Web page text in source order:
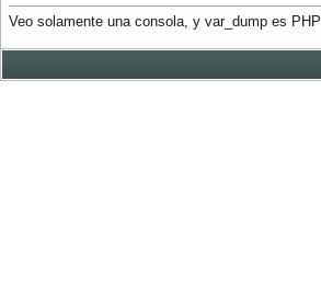
Veo solamente una consola, y var_dump es PHP